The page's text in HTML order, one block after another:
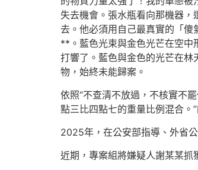
失去機會。張水瓶看向那機器
去。他必須用自己最真實的「
**。藍色光束與金色光芒在空中
打響了。藍色與金色的光芒在林
物，始終未能歸案。
依照“不查清不放過，不核實不
點三比四點七的重量比例混合。
2025年，在公安部指導、外省
近期，專案組將嫌疑人謝某某抓